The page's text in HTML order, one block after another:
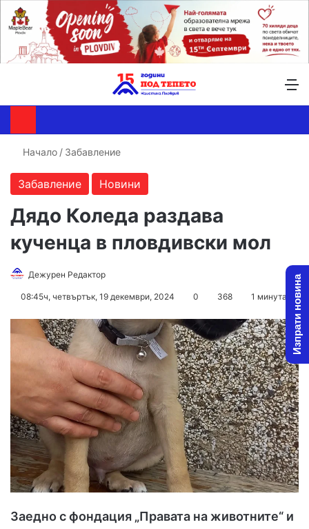
Начало / Забавление
Забавление Новини
Дядо Коледа раздава
кученца в пловдивски мол
Дежурен Редактор
08:45ч, четвъртък, 19 декември, 2024 0 368 1 минута
Заедно с фондация „Правата на животните“ и
Изпрати новина